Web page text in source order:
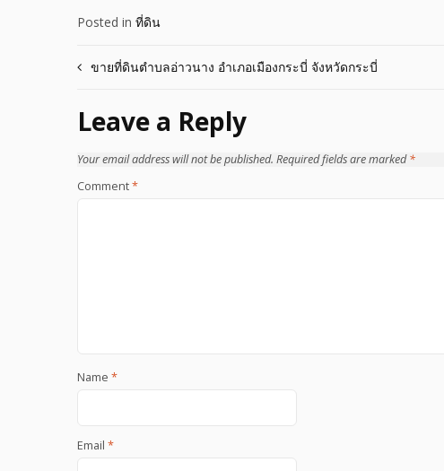
Posted in ที่ดิน
Post
ขายที่ดินตำบลอ่าวนาง อำเภอเมืองกระบี่ จังหวัดกระบี่
Leave a Reply
Your email address will not be published. Required fields are marked*
Comment*
Name *
Email *